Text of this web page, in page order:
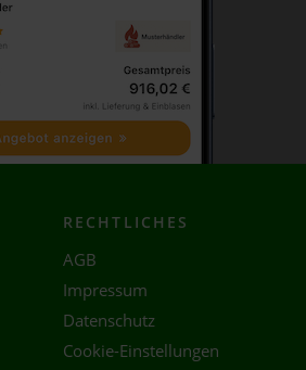
RECHTLICHES
AGB
Impressum
Datenschutz
Cookie-Einstellungen